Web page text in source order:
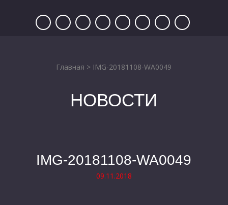
Главная > IMG-20181108-WA0049
НОВОСТИ
IMG-20181108-WA0049
09.11.2018